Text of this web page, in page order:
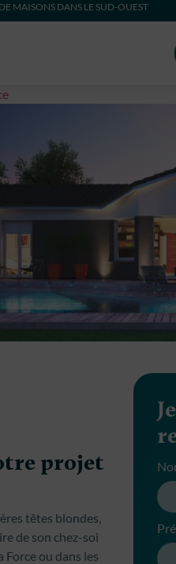
MAISONS DANS LE SUD-OUEST
projet
têtes blondes,
de son chez-soi
ou dans les